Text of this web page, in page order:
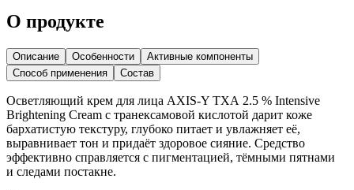
О продукте
Описание Особенности
Активные компоненты
Способ применения
Состав
Осветляющий крем для лица AXIS‑Y TXA 2.5 % Intensive
Brightening Cream с транексамовой кислотой дарит коже
бархатистую текстуру, глубоко питает и увлажняет её,
выравнивает тон и придаёт здоровое сияние. Средство
эффективно справляется с пигментацией, тёмными пятнами
и следами постакне.